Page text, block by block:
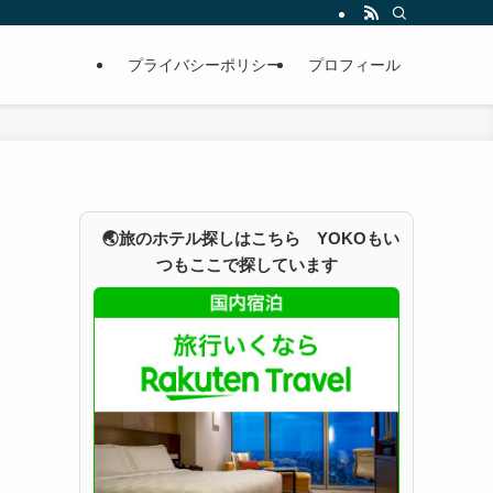
プライバシーポリシー プロフィール
🌏旅のホテル探しはこちら YOKOもい
つもここで探しています